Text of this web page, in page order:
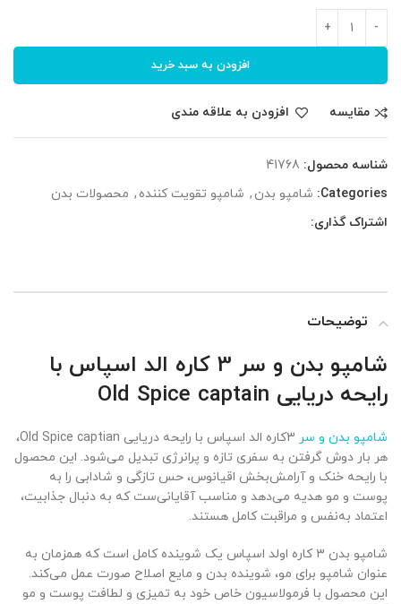
افزودن به سبد خرید
مقایسه افزودن به علاقه مندی
شناسه محصول: 41768
Categories: شامپو بدن , شامپو تقویت کننده , محصولات بدن
اشتراک گذاری:
توضیحات
شامپو بدن و سر 3 کاره الد اسپاس با
رایحه دریایی Old Spice captain
شامپو بدن و سر
3کاره الد اسپاس با رایحه دریایی Old Spice captian،
هر بار دوش گرفتن به سفری تازه و پرانرژی تبدیل می‌شود. این محصول
با رایحه خنک و آرامش‌بخش اقیانوس، حس تازگی و شادابی را به
پوست و مو هدیه می‌دهد و مناسب آقایانی‌ست که به دنبال جذابیت،
اعتماد به‌نفس و مراقبت کامل هستند.
شامپو بدن ۳ کاره اولد اسپاس یک شوینده کامل است که همزمان به
عنوان شامپو برای مو، شوینده بدن و مایع اصلاح صورت عمل می‌کند.
این محصول با فرمولاسیون خاص خود به تمیزی و لطافت پوست و مو